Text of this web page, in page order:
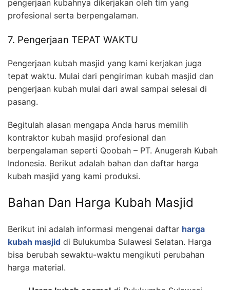
pengerjaan kubahnya dikerjakan oleh tim yang
profesional serta berpengalaman.
7. Pengerjaan TEPAT WAKTU
Pengerjaan kubah masjid yang kami kerjakan juga
tepat waktu. Mulai dari pengiriman kubah masjid dan
pengerjaan kubah mulai dari awal sampai selesai di
pasang.
Begitulah alasan mengapa Anda harus memilih
kontraktor kubah masjid profesional dan
berpengalaman seperti Qoobah – PT. Anugerah Kubah
Indonesia. Berikut adalah bahan dan daftar harga
kubah masjid yang kami produksi.
Bahan Dan Harga Kubah Masjid
Berikut ini adalah informasi mengenai daftar harga
kubah masjid di Bulukumba Sulawesi Selatan. Harga
bisa berubah sewaktu-waktu mengikuti perubahan
harga material.